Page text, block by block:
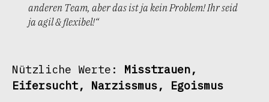
anderen Team, aber das ist ja kein Problem! Ihr seid
ja agil & flexibel!“
Nützliche Werte: Misstrauen,
Eifersucht, Narzissmus, Egoismus